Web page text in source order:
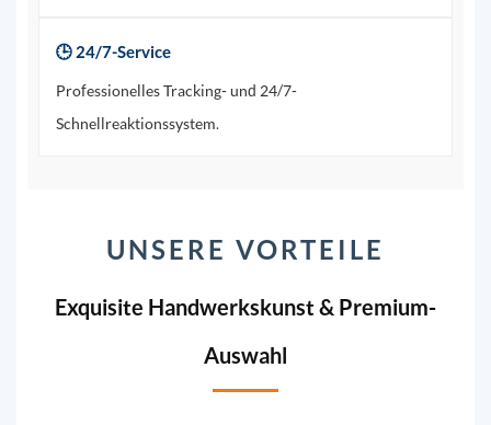
🕒 24/7-Service
Professionelles Tracking- und 24/7-
Schnellreaktionssystem.
UNSERE VORTEILE
Exquisite Handwerkskunst & Premium-
Auswahl